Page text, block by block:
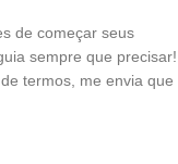
de começar seus
sempre que precisar!
termos, me envia que